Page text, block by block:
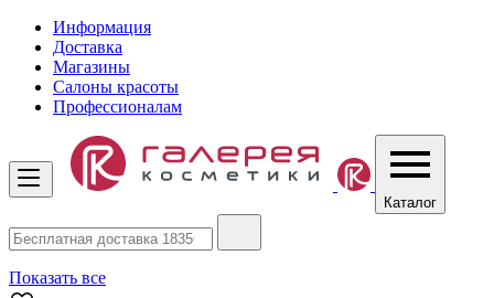
Информация
Доставка
Магазины
Салоны красоты
Профессионалам
Каталог
Показать все